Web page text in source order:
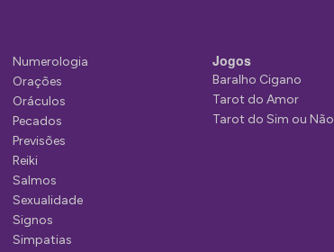
Numerologia
Orações
Oráculos
Pecados
Previsões
Reiki
Salmos
Sexualidade
Signos
Simpatias
Jogos
Baralho Cigano
Tarot do Amor
Tarot do Sim ou Não